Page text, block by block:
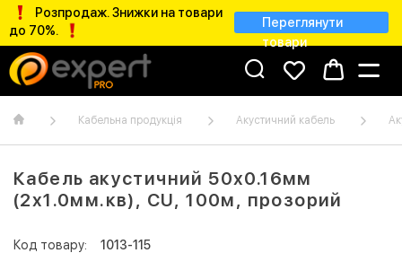
Розпродаж. Знижки на товари
до 70%.
Переглянути
товари
Кабельна продукція Акустичний кабель
Кабель акустичний 50х0.16мм
(2х1.0мм.кв), CU, 100м, прозорий
Код товару:
1013-115